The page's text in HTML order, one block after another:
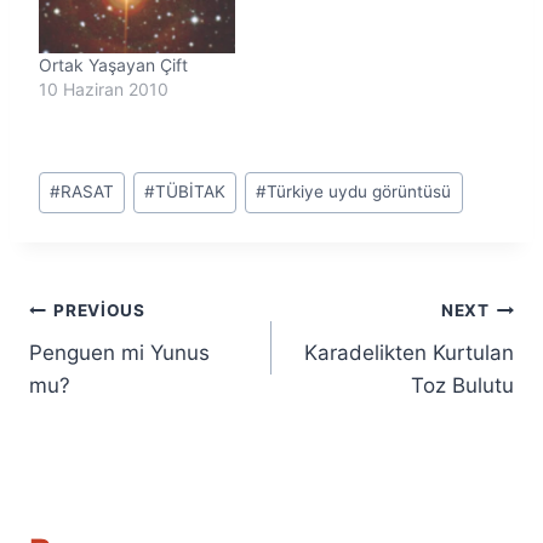
Ortak Yaşayan Çift
10 Haziran 2010
Post
Tags:
#RASAT #TÜBİTAK #Türkiye uydu görüntüsü
Yazı
gezinmesi
PREVIOUS
Penguen mi Yunus
mu?
NEXT
Karadelikten Kurtulan
Toz Bulutu